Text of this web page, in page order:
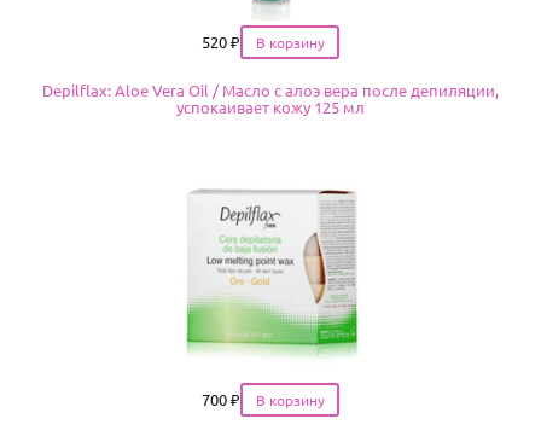
Цена
520 ₽
Depilflax: Aloe Vera Oil / Масло с алоэ вера после депиляции,
успокаивает кожу 125 мл
Цена
700 ₽